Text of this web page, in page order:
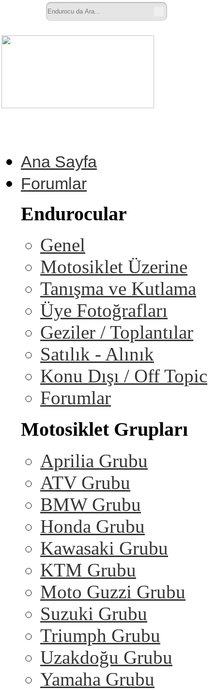
Ana Sayfa
Forumlar
Endurocular
Genel
Motosiklet Üzerine
Tanışma ve Kutlama
Üye Fotoğrafları
Geziler / Toplantılar
Satılık - Alınık
Konu Dışı / Off Topic
Forumlar
Motosiklet Grupları
Aprilia Grubu
ATV Grubu
BMW Grubu
Honda Grubu
Kawasaki Grubu
KTM Grubu
Moto Guzzi Grubu
Suzuki Grubu
Triumph Grubu
Uzakdoğu Grubu
Yamaha Grubu